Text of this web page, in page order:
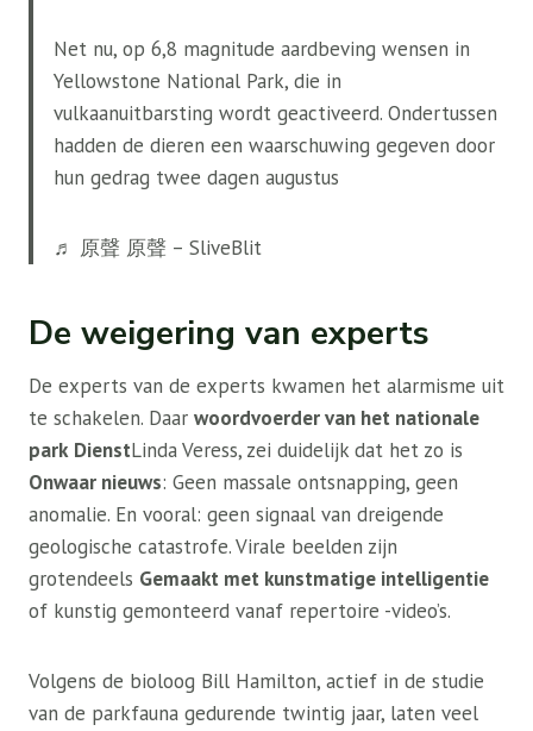
Net nu, op 6,8 magnitude aardbeving wensen in
Yellowstone National Park, die in
vulkaanuitbarsting wordt geactiveerd. Ondertussen
hadden de dieren een waarschuwing gegeven door
hun gedrag twee dagen augustus
♬ 原聲 原聲 – SliveBlit
De weigering van experts
De experts van de experts kwamen het alarmisme uit
te schakelen. Daar woordvoerder van het nationale
park DienstLinda Veress, zei duidelijk dat het zo is
Onwaar nieuws: Geen massale ontsnapping, geen
anomalie. En vooral: geen signaal van dreigende
geologische catastrofe. Virale beelden zijn
grotendeels Gemaakt met kunstmatige intelligentie
of kunstig gemonteerd vanaf repertoire -video’s.
Volgens de bioloog Bill Hamilton, actief in de studie
van de parkfauna gedurende twintig jaar, laten veel